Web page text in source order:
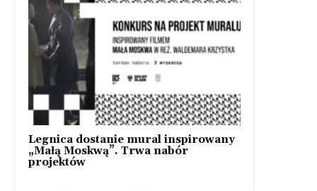
Legnica dostanie mural inspirowany
„Małą Moskwą”. Trwa nabór
projektów